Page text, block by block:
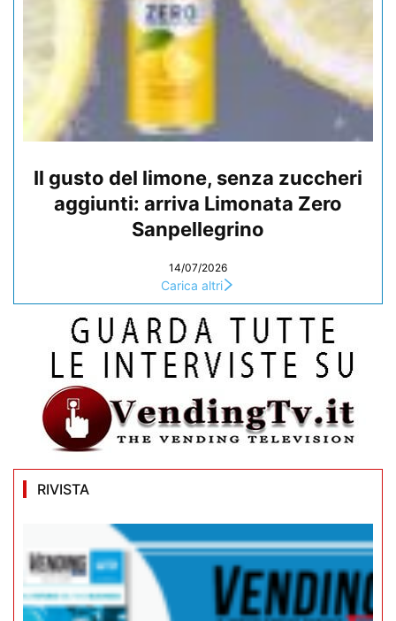
Il gusto del limone, senza zuccheri
aggiunti: arriva Limonata Zero
Sanpellegrino
14/07/2026
Carica altri
RIVISTA